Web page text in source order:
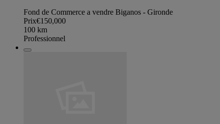
Fond de Commerce a vendre Biganos - Gironde
Prix€150,000
100 km
Professionnel